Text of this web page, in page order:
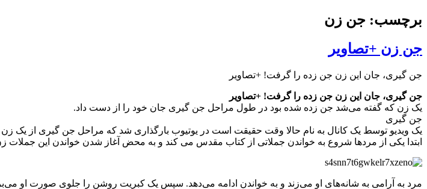
برچسب: جن‌ زن
جن‌ زن +تصاویر
جن‌ گیری، جان این زن جن‌ زده را گرفت! +تصاویر
جن‌ گیری، جان این زن جن‌ زده را گرفت! +تصاویر
یک زن که گفته می‌شد جن زده شده بود در طول مراحل جن گیری جان خود را از دست داد.
جن‌ گیری
یک ویدیو توسط یک کانال به نام حالا وقت حقیقت است در یوتیوب بارگذاری شد که مراحل جن گیری از یک
ابتدا یکی از مردها شروع به خواندن جملاتی از کتاب مقدس می کند و به محض آغاز شدن خواندن این
مرد به آرامی به شانه‌های او می‌زند و به خواندن ادامه می‌دهد. سپس یک کبریت روشن را جلوی صورت او